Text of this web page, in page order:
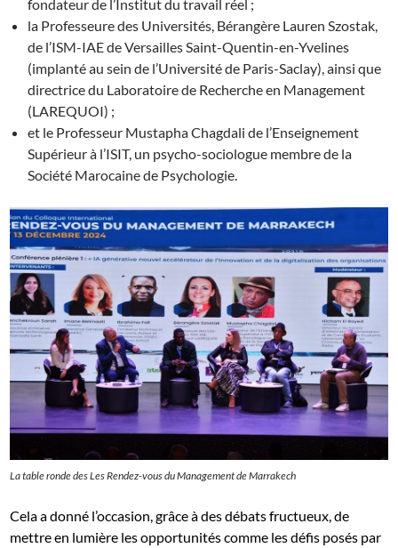
fondateur de l’Institut du travail réel ;
la Professeure des Universités, Bérangère Lauren Szostak,
de l’ISM-IAE de Versailles Saint-Quentin-en-Yvelines
(implanté au sein de l’Université de Paris-Saclay), ainsi que
directrice du Laboratoire de Recherche en Management
(LAREQUOI) ;
et le Professeur Mustapha Chagdali de l’Enseignement
Supérieur à l’ISIT, un psycho-sociologue membre de la
Société Marocaine de Psychologie.
La table ronde des Les Rendez-vous du Management de Marrakech
Cela a donné l’occasion, grâce à des débats fructueux, de
mettre en lumière les opportunités comme les défis posés par